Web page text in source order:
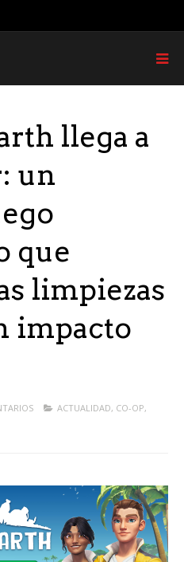
llega a
un
que
limpiezas
impacto
ACTUALIDAD, CO-OP,